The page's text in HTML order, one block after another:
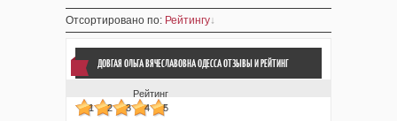
Отсортировано по: Рейтингу
ДОВГАЯ ОЛЬГА ВЯЧЕСЛАВОВНА ОДЕССА ОТЗЫВЫИ РЕЙТИНГ
Рейтинг
1
2 3 4 5